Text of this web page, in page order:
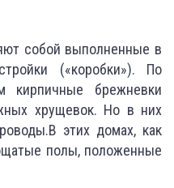
собой выполненные в
(«коробки»). По
кирпичные брежневки
хрущевок. Но в них
этих домах, как
полы, положенные